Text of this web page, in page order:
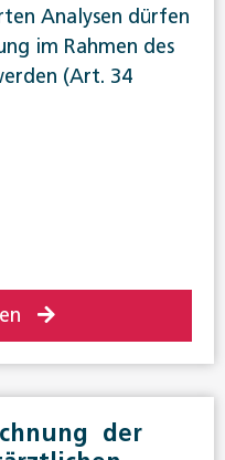
Analysen dürfen
im Rahmen des
(Art. 34
der